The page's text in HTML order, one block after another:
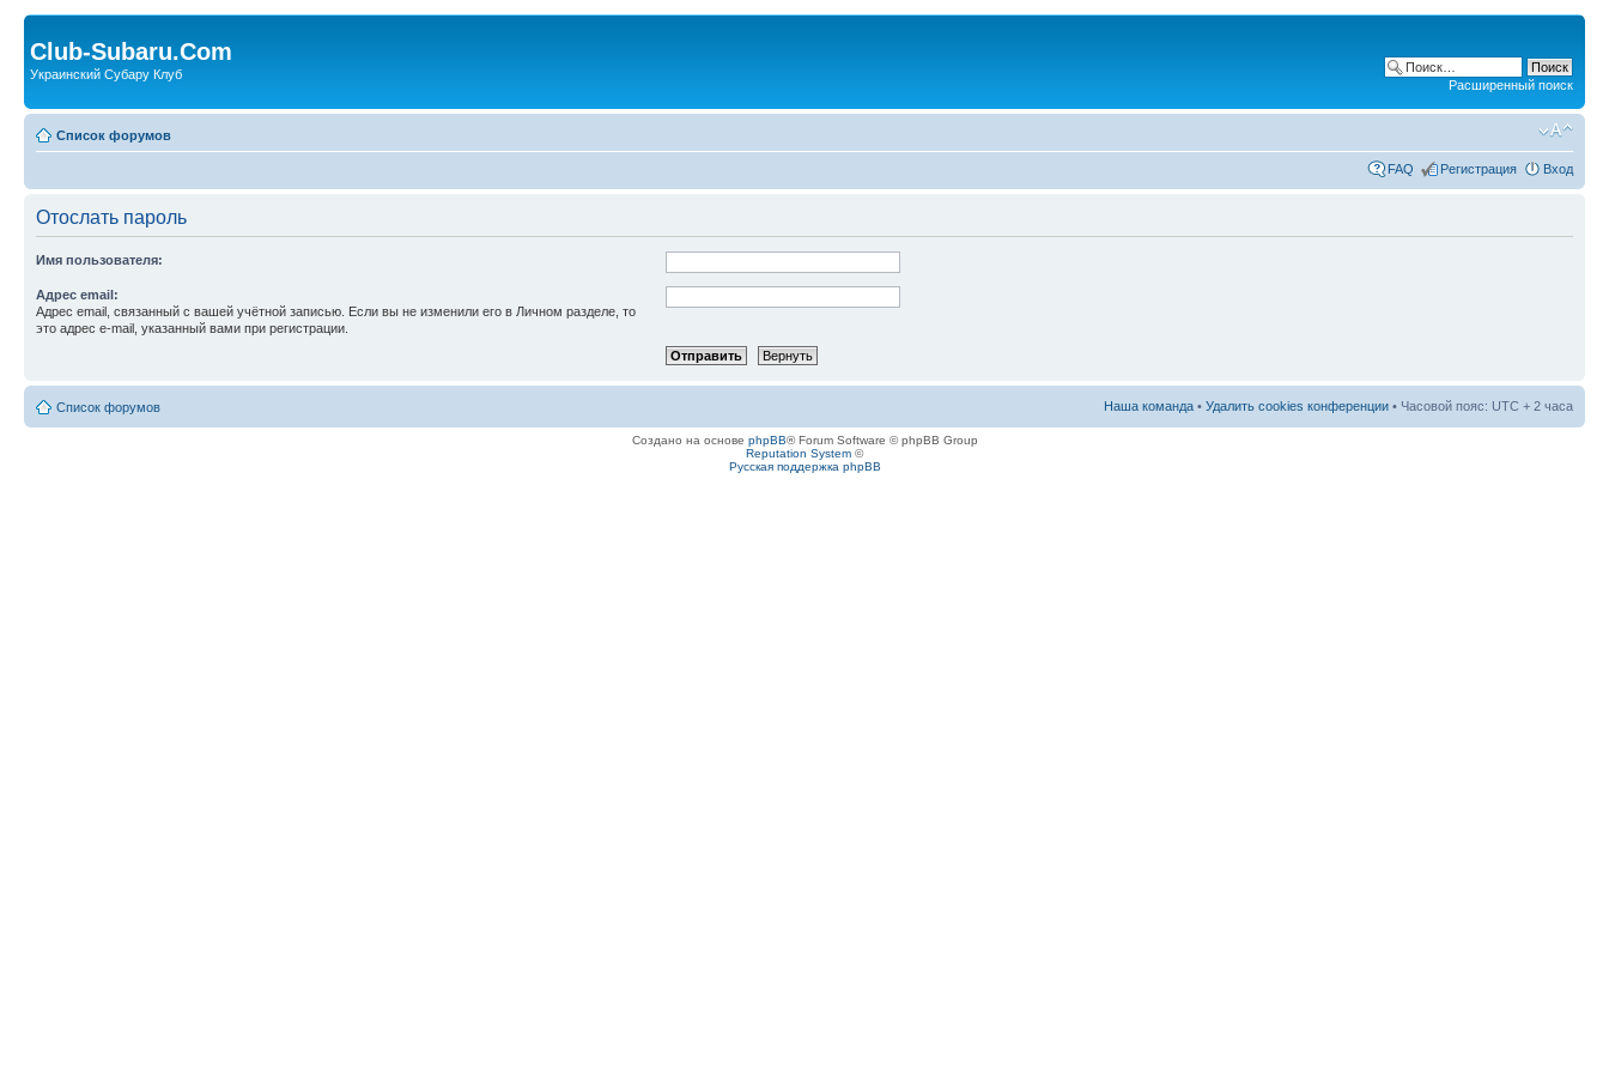
Club-Subaru.Com
Украинский Субару Клуб
Расширенный поиск
Список форумов
FAQ Регистрация Вход
Отослать пароль
Имя пользователя:
Адрес email:
Адрес email, связанный с вашей учётной записью. Если вы не изменили его в Личном разделе, то
это адрес e-mail, указанный вами при регистрации.
Список форумов Наша команда • Удалить cookies конференции • Часовой пояс: UTC + 2 часа
Создано на основе phpBB® Forum Software © phpBB Group
Reputation System ©
Русская поддержка phpBB